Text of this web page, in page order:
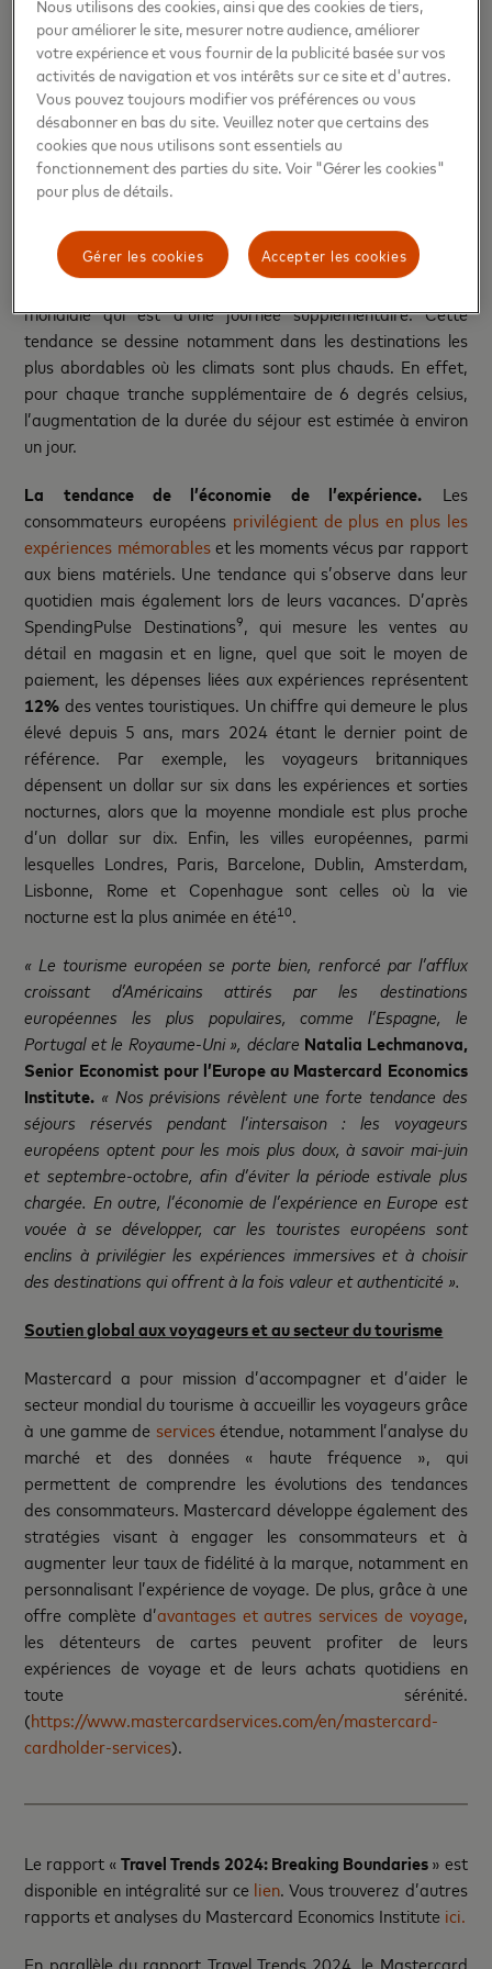
poursuite de la croissance des voyages en Europe. Les pays
dans lesquels a été observée la plus grande baisse des
réservations pendant les mois de juillet et d’août sont les
pays méditerranéens, avec la Croatie, la Grèce, le Portugal
et l’Italie. Les pays nordiques, le Danemark, la Suède, la
Finlande et les Pays-Bas enregistrent également une baisse
de la fréquentation aux mois de juillet et d’août.
Prolongement des séjours.
Les touristes en Europe se sont
offerts en moyenne deux jours de vacances
supplémentaires, un chiffre supérieur à la moyenne
mondiale qui est d’une journée supplémentaire. Cette
tendance se dessine notamment dans les destinations les
plus abordables où les climats sont plus chauds. En effet,
pour chaque tranche supplémentaire de 6 degrés celsius,
l’augmentation de la durée du séjour est estimée à environ
un jour.
La tendance de l’économie de l’expérience. Les
consommateurs européens privilégient de plus en plus les
expériences mémorableset les moments vécus par rapport
aux biens matériels. Une tendance qui s’observe dans leur
quotidien mais également lors de leurs vacances. D’après
SpendingPulse Destinations9, qui mesure les ventes au
détail en magasin et en ligne, quel que soit le moyen de
paiement, les dépenses liées aux expériences représentent
12% des ventes touristiques. Un chiffre qui demeure le plus
élevé depuis 5 ans, mars 2024 étant le dernier point de
référence. Par exemple, les voyageurs britanniques
dépensent un dollar sur six dans les expériences et sorties
nocturnes, alors que la moyenne mondiale est plus proche
d’un dollar sur dix. Enfin, les villes européennes, parmi
lesquelles Londres, Paris, Barcelone, Dublin, Amsterdam,
Lisbonne, Rome et Copenhague sont celles où la vie
nocturne est la plus animée en été10.
« Le tourisme européen se porte bien, renforcé par l’afflux
croissant d’Américains attirés par les destinations
européennes les plus populaires, comme l’Espagne, le
Portugal et le Royaume-Uni », déclare Natalia Lechmanova,
Senior Economist pour l’Europe au Mastercard Economics
Institute. « Nos prévisions révèlent une forte tendance des
séjours réservés pendant l’intersaison : les voyageurs
européens optent pour les mois plus doux, à savoir mai-juin
et septembre-octobre, afin d’éviter la période estivale plus
chargée. En outre, l’économie de l’expérience en Europe est
vouée à se développer, car les touristes européens sont
enclins à privilégier les expériences immersives et à choisir
des destinations qui offrent à la fois valeur et authenticité ».
Soutien global aux voyageurs et au secteur du tourisme
Mastercard a pour mission d’accompagner et d’aider le
secteur mondial du tourisme à accueillir les voyageurs grâce
à une gamme de servicesétendue, notamment l’analyse du
marché et des données « haute fréquence », qui
permettent de comprendre les évolutions des tendances
des consommateurs. Mastercard développe également des
stratégies visant à engager les consommateurs et à
augmenter leur taux de fidélité à la marque, notamment en
personnalisant l’expérience de voyage. De plus, grâce à une
offre complète d’avantages et autres services de voyage,
les détenteurs de cartes peuvent profiter de leurs
expériences de voyage et de leurs achats quotidiens en
toute sérénité.
(https://www.mastercardservices.com/en/mastercard-
cardholder-services).
Le rapport «Travel Trends 2024: Breaking Boundaries» est
disponible en intégralité sur ce lien. Vous trouverez d’autres
rapports et analyses du Mastercard Economics Institute ici.
En parallèle du rapport Travel Trends 2024, le Mastercard
Nous utilisons des cookies, ainsi que des cookies de tiers,
pour améliorer le site, mesurer notre audience, améliorer
votre expérience et vous fournir de la publicité basée sur vos
activités de navigation et vos intérêts sur ce site et d'autres.
Vous pouvez toujours modifier vos préférences ou vous
désabonner en bas du site. Veuillez noter que certains des
cookies que nous utilisons sont essentiels au
fonctionnement des parties du site. Voir "Gérer les cookies"
pour plus de détails.
Accepter les cookies
Gérer les cookies